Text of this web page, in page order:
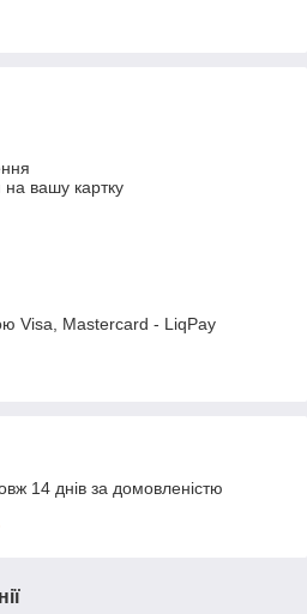
на вашу картку
Visa, Mastercard - LiqPay
14 днів за домовленістю